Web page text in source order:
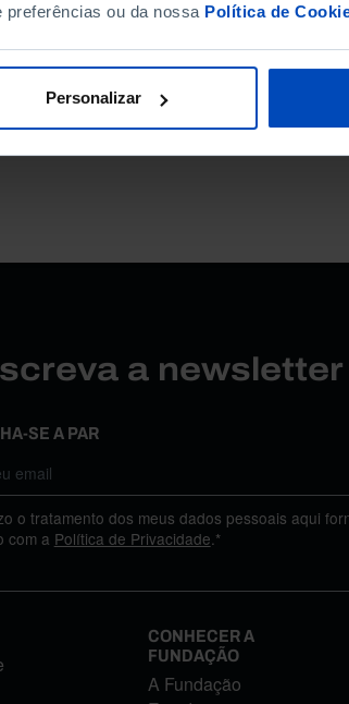
ou da nossa Política de
Personalizar
FIM
a
SE A PAR
o tratamento dos meus dados pessoais aqui
com a Política de Privacidade.*
CONHECER A
FUNDAÇÃO
A Fundação